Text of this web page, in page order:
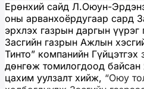
Ерөнхий сайд Л.Оюун-
оны арванхоёрдугаар сард
эрхлэх газрын даргын үүрэг
Засгийн газрын Ажлын
Тинто” компанийн Гүйцэтгэх
дөнгөж томилогдоод
цахим уулзалт хийж, “Оюу